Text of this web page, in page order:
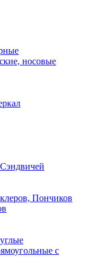
носовые
Пончиков
с